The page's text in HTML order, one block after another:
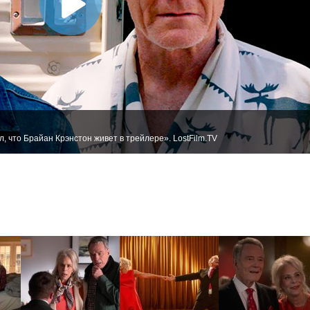
Брайан Крэнстон живет в трейлере». LostFilm.TV